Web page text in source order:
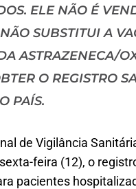
ELE NÃO É
SUBSTITUI A
ASTRAZENECA/
O REGISTRO
PAÍS.
de Vigilância
feira (12), o
pacientes